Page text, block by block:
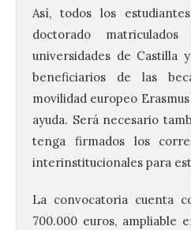
Así, todos los
doctorado
universidades de Castilla
beneficiarios de las
movilidad europeo
ayuda. Será necesario
tenga firmados los
interinstitucionales para
La convocatoria cuenta
700.000 euros, ampliable